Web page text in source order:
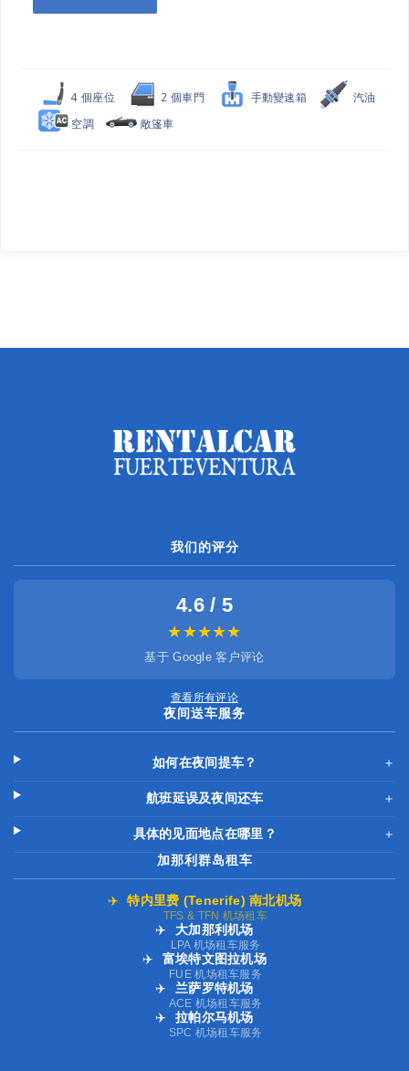
4 個座位 2 個車門 手動變速箱
汽油
空調
敞篷車
我们的评分
4.6 / 5
★★★★★
基于 Google 客户评论
查看所有评论
夜间送车服务
如何在夜间提车？ ＋
航班延误及夜间还车 ＋
具体的见面地点在哪里？
＋
加那利群岛租车
✈️ 特内里费 (Tenerife) 南北机场
TFS & TFN 机场租车
✈️ 大加那利机场
LPA 机场租车服务
✈️ 富埃特文图拉机场
FUE 机场租车服务
✈️ 兰萨罗特机场
ACE 机场租车服务
✈️ 拉帕尔马机场
SPC 机场租车服务